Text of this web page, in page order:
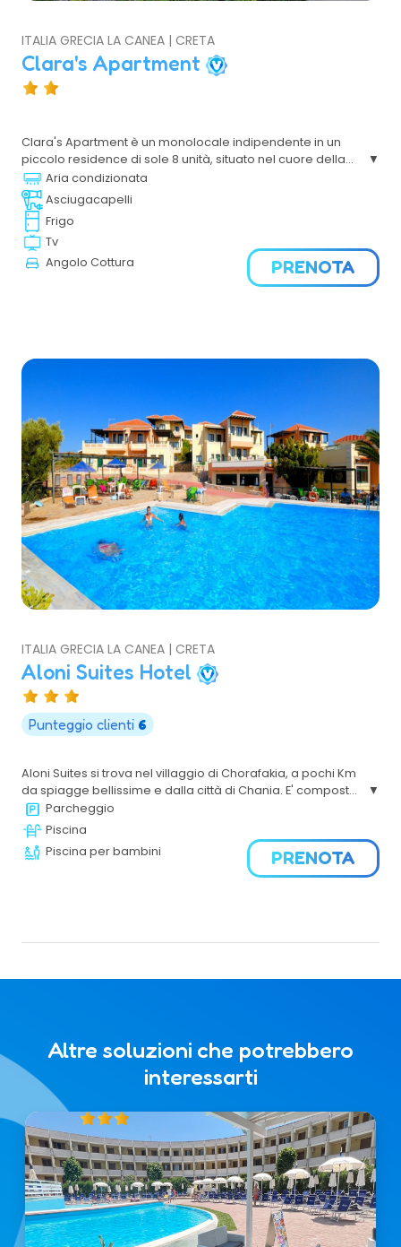
ITALIA GRECIA LA CANEA | CRETA
Clara's Apartment
Clara's Apartment è un monolocale indipendente in un
piccolo residence di sole 8 unità, situato nel cuore della
zona di Kounoupidiana ad Akrotiri, a breve distanza dalle
spiagge più belle e interessanti nei pressi di Chania e a
pochi metri da ristoranti, supermercati, farmacie e bar.
Aria condizionata
Asciugacapelli
Frigo
Tv
Angolo Cottura
PRENOTA
ITALIA GRECIA LA CANEA | CRETA
Aloni Suites Hotel
Punteggio clienti 6
Aloni Suites si trova nel villaggio di Chorafakia, a pochi Km
da spiagge bellissime e dalla città di Chania. E' composto
da 16 lussuosi appartamenti climatizzati con 2 o 3 camere
da letto, un soggiorno e cucine completamente
attrezzate. Ha 2 piscine, una delle quali è per bambini.
Offre anche palestra, parcheggio e snack bar.
Parcheggio
Piscina
Piscina per bambini
PRENOTA
Altre soluzioni che potrebbero
interessarti